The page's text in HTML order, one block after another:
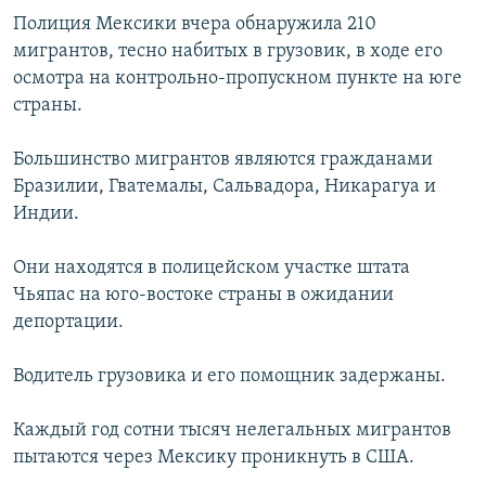
Вернутся
поиску
КАВКАЗ.РЕАЛИИ
СЕВЕР.РЕАЛИИ
СИБИРЬ.РЕАЛИИ
ПОДПИШИТЕСЬ НА РАССЫЛКУ
Все сайты РСЕ/РС
Полиция Мексики вчера обнаружила 210
мигрантов, тесно набитых в грузовик, в ходе его
осмотра на контрольно-пропускном пункте на юге
страны.
Большинство мигрантов являются гражданами
Бразилии, Гватемалы, Сальвадора, Никарагуа и
Индии.
Они находятся в полицейском участке штата
Чьяпас на юго-востоке страны в ожидании
депортации.
Водитель грузовика и его помощник задержаны.
Каждый год сотни тысяч нелегальных мигрантов
пытаются через Мексику проникнуть в США.